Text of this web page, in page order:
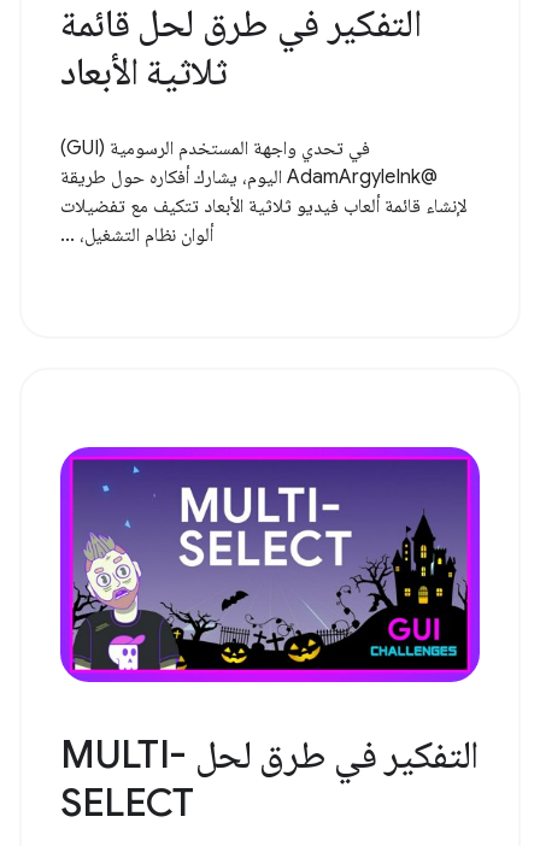
التفكير في طرق لحل قائمة
ثلاثية الأبعاد
في تحدي واجهة المستخدم الرسومية (GUI)
@AdamArgyleInk اليوم، يشارك أفكاره حول طريقة
لإنشاء قائمة ألعاب فيديو ثلاثية الأبعاد تتكيف مع تفضيلات
ألوان نظام التشغيل، ...
التفكير في طرق لحل MULTI-
SELECT